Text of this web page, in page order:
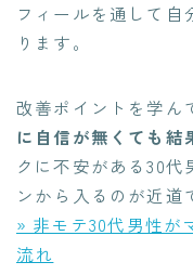
フィールを通して自
ります。
改善ポイントを学ん
に自信が無くても結
クに不安がある30
ンから入るのが近道
» 非モテ30代男性が
流れ